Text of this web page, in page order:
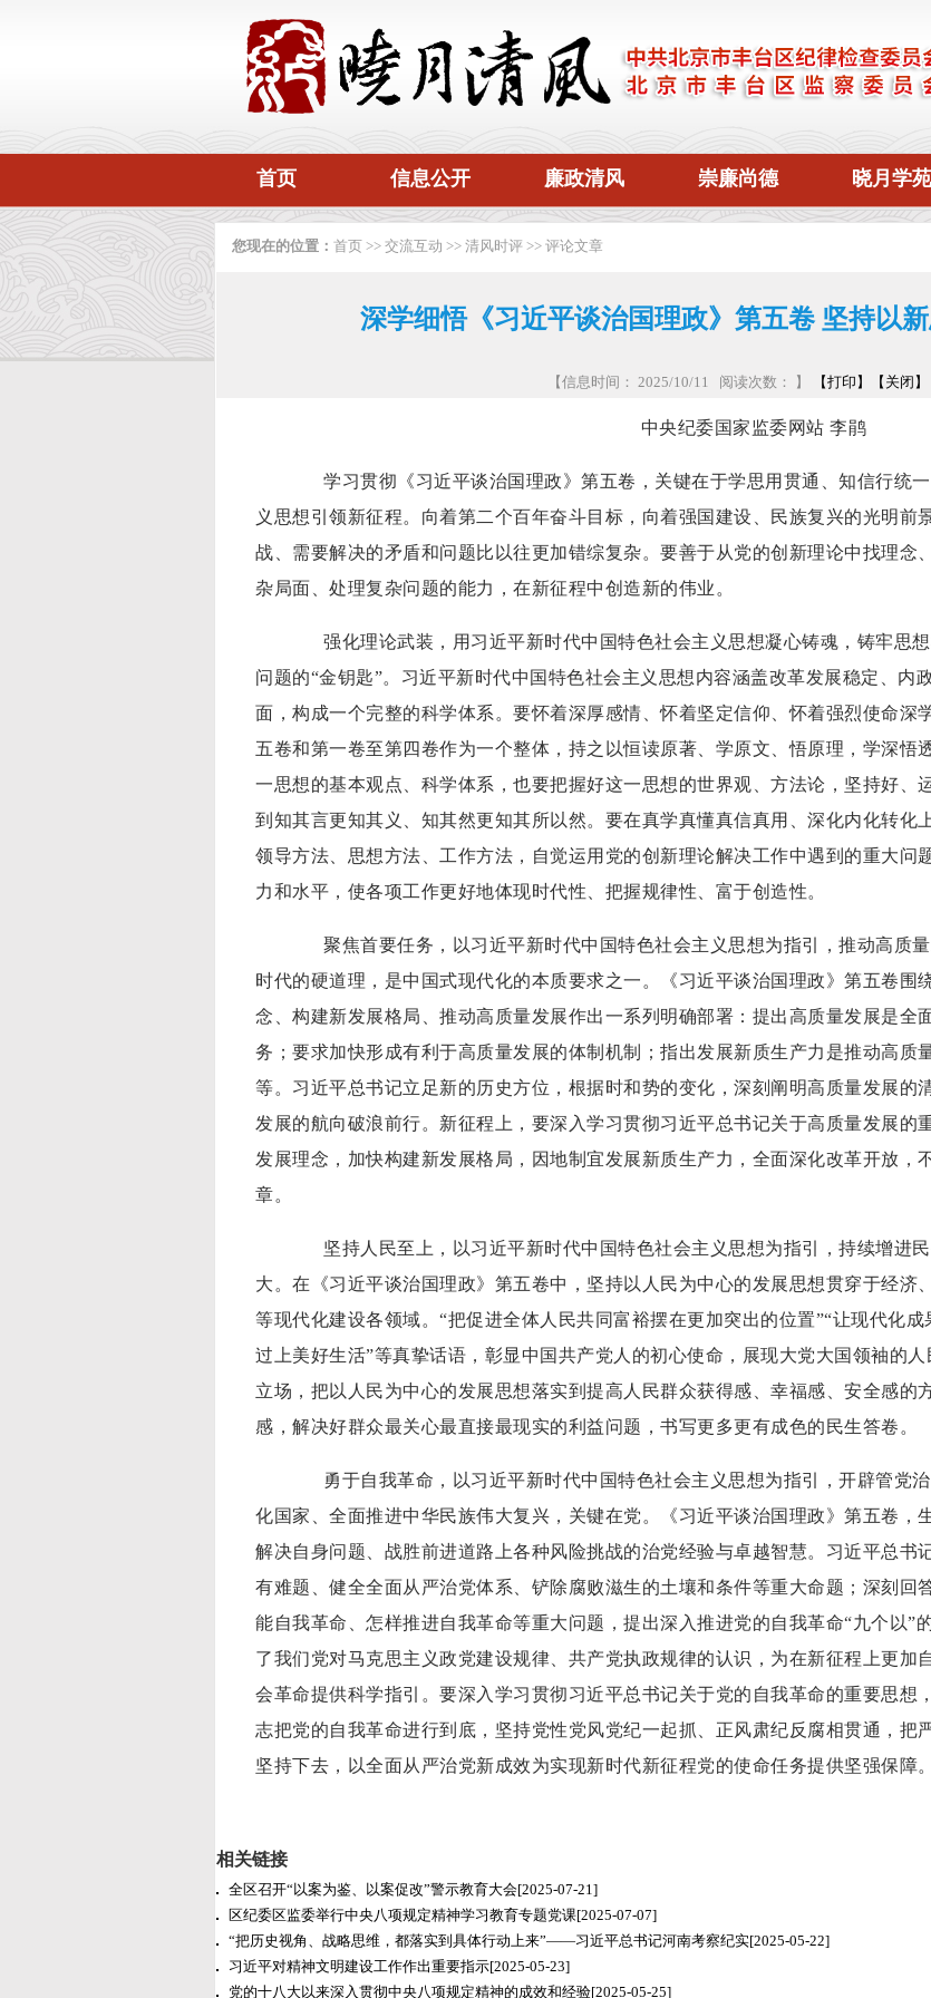
首页 信息公开 廉政清风 崇廉尚德 晓月学苑
您现在的位置： 首页 >> 交流互动 >> 清风时评 >> 评论文章
深学细悟《习近平谈治国理政》第五卷 坚持以
【信息时间： 2025/10/11 阅读次数： 】 【打印】 【关闭】
中央纪委国家监委网站 李鹃
学习贯彻《习近平谈治国理政》第五卷，关键在于学思用贯通、知信行统一
义思想引领新征程。向着第二个百年奋斗目标，向着强国建设、民族复兴的光明前
战、需要解决的矛盾和问题比以往更加错综复杂。要善于从党的创新理论中找理念
杂局面、处理复杂问题的能力，在新征程中创造新的伟业。
强化理论武装，用习近平新时代中国特色社会主义思想凝心铸魂，铸牢思
问题的“金钥匙”。习近平新时代中国特色社会主义思想内容涵盖改革发展稳定、内
面，构成一个完整的科学体系。要怀着深厚感情、怀着坚定信仰、怀着强烈使命深
五卷和第一卷至第四卷作为一个整体，持之以恒读原著、学原文、悟原理，学深悟
一思想的基本观点、科学体系，也要把握好这一思想的世界观、方法论，坚持好、
到知其言更知其义、知其然更知其所以然。要在真学真懂真信真用、深化内化转化
领导方法、思想方法、工作方法，自觉运用党的创新理论解决工作中遇到的重大问
力和水平，使各项工作更好地体现时代性、把握规律性、富于创造性。
聚焦首要任务，以习近平新时代中国特色社会主义思想为指引，推动高质
时代的硬道理，是中国式现代化的本质要求之一。《习近平谈治国理政》第五卷围
念、构建新发展格局、推动高质量发展作出一系列明确部署：提出高质量发展是全
务；要求加快形成有利于高质量发展的体制机制；指出发展新质生产力是推动高质
等。习近平总书记立足新的历史方位，根据时和势的变化，深刻阐明高质量发展的
发展的航向破浪前行。新征程上，要深入学习贯彻习近平总书记关于高质量发展的
发展理念，加快构建新发展格局，因地制宜发展新质生产力，全面深化改革开放，
章。
坚持人民至上，以习近平新时代中国特色社会主义思想为指引，持续增进民
大。在《习近平谈治国理政》第五卷中，坚持以人民为中心的发展思想贯穿于经济
等现代化建设各领域。“把促进全体人民共同富裕摆在更加突出的位置”“让现代化
过上美好生活”等真挚话语，彰显中国共产党人的初心使命，展现大党大国领袖的
立场，把以人民为中心的发展思想落实到提高人民群众获得感、幸福感、安全感的
感，解决好群众最关心最直接最现实的利益问题，书写更多更有成色的民生答卷。
勇于自我革命，以习近平新时代中国特色社会主义思想为指引，开辟管党
化国家、全面推进中华民族伟大复兴，关键在党。《习近平谈治国理政》第五卷，
解决自身问题、战胜前进道路上各种风险挑战的治党经验与卓越智慧。习近平总书
有难题、健全全面从严治党体系、铲除腐败滋生的土壤和条件等重大命题；深刻回
能自我革命、怎样推进自我革命等重大问题，提出深入推进党的自我革命“九个以”
了我们党对马克思主义政党建设规律、共产党执政规律的认识，为在新征程上更加
会革命提供科学指引。要深入学习贯彻习近平总书记关于党的自我革命的重要思想
志把党的自我革命进行到底，坚持党性党风党纪一起抓、正风肃纪反腐相贯通，把
坚持下去，以全面从严治党新成效为实现新时代新征程党的使命任务提供坚强保障。
相关链接
全区召开“以案为鉴、以案促改”警示教育大会[2025-07-21]
区纪委区监委举行中央八项规定精神学习教育专题党课[2025-07-07]
“把历史视角、战略思维，都落实到具体行动上来”——习近平总书记河南考察纪实[2025-05-22]
习近平对精神文明建设工作作出重要指示[2025-05-23]
党的十八大以来深入贯彻中央八项规定精神的成效和经验[2025-05-25]